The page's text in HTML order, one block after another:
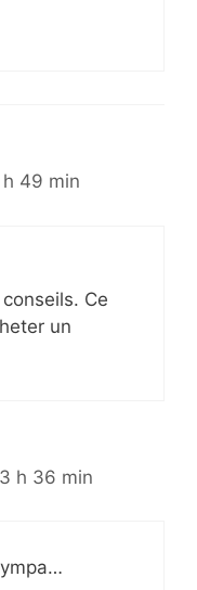
49 min
Ce
un
h 36 min